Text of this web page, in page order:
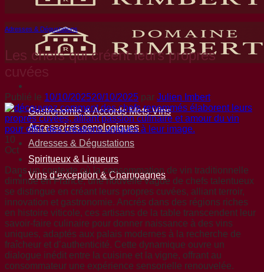
Gastronomie & Accords Mets-Vins
Accessoires oenologiques
Adresses & Dégustations
Spiritueux & Liqueurs
Vins d’exception & Champagnes
Adresses & Dégustations
Les chefs qui créent leurs propres
cuvées
Publié le 10/10/202520/10/2025 par Julien Imbert
10
Oct
Dans un contexte où la consommation de vin traditionnelle
diminue en France, une nouvelle vague de chefs talentueux
se distingue en créant leurs propres cuvées, alliant terroir,
innovation et gastronomie. Ancrés dans des régions riches
en histoire viticole, ces artisans de la table transcendent leur
savoir-faire culinaire pour donner naissance à des vins
uniques, adaptés aux palais modernes à la recherche de
fraîcheur et d’authenticité. Cette dynamique ouvre un
dialogue inédit entre la cuisine et la vigne, offrant au
consommateur une expérience sensorielle renouvelée.